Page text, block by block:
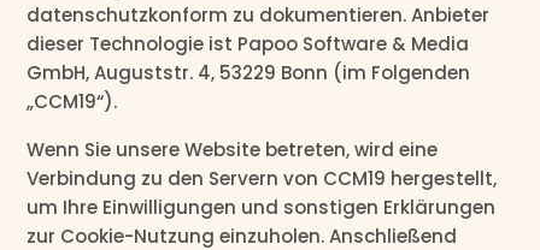
datenschutzkonform zu dokumentieren. Anbieter
dieser Technologie ist Papoo Software & Media
GmbH, Auguststr. 4, 53229 Bonn (im Folgenden
„CCM19“).
Wenn Sie unsere Website betreten, wird eine
Verbindung zu den Servern von CCM19 hergestellt,
um Ihre Einwilligungen und sonstigen Erklärungen
zur Cookie-Nutzung einzuholen. Anschließend